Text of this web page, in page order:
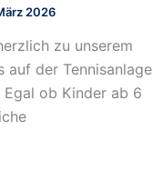
2026
zu unserem
auf der Tennisanlage
Egal ob Kinder ab 6